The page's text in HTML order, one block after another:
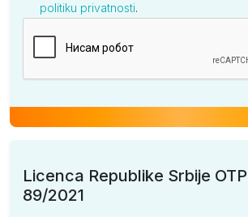
politiku privatnosti.
Licenca Republike Srbije OTP
89/2021